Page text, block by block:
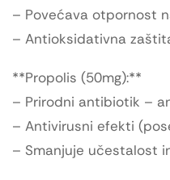
– Povećava otpornost
– Antioksidativna
**Propolis (50mg):**
– Prirodni antibiotik –
– Antivirusni efekti
– Smanjuje učestalost